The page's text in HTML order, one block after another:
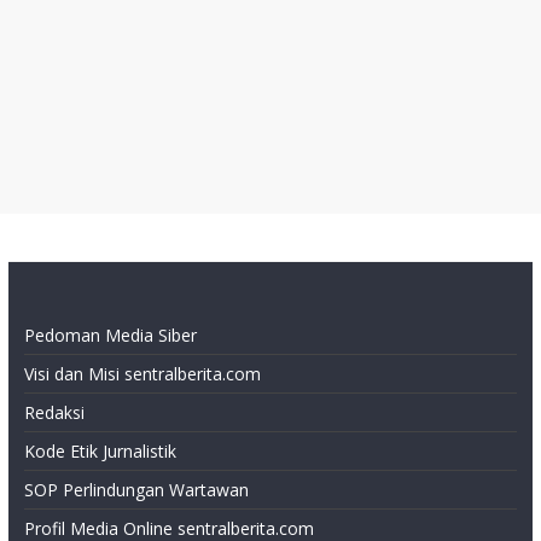
Pedoman Media Siber
Visi dan Misi sentralberita.com
Redaksi
Kode Etik Jurnalistik
SOP Perlindungan Wartawan
Profil Media Online sentralberita.com